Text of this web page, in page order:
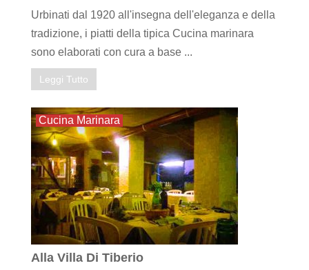
Urbinati dal 1920 all'insegna dell'eleganza e della
tradizione, i piatti della tipica Cucina marinara
sono elaborati con cura a base ...
Leggi Tutto
Cucina Marinara
Alla Villa Di Tiberio